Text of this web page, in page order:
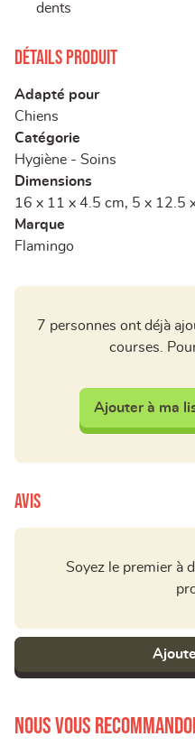
dents
Détails produit
Adapté pour
Chiens
Catégorie
Hygiène - Soins
Dimensions
16 x 11 x 4.5 cm, 5 x 12.5
Marque
Flamingo
7 personnes ont déjà
courses.
Ajouter à ma
Avis
Soyez le premier à
Nous vous